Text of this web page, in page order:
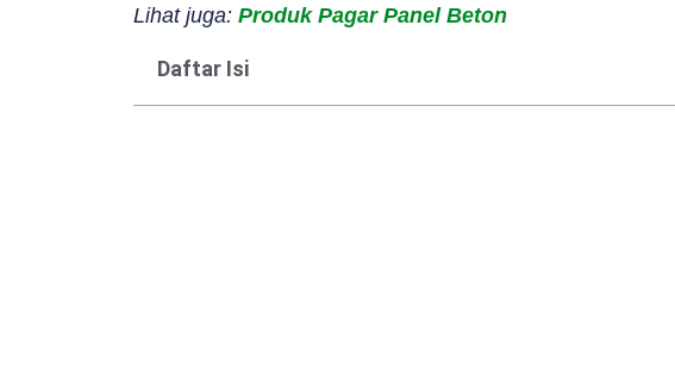
Lihat juga: Produk Pagar Panel Beton
Daftar Isi